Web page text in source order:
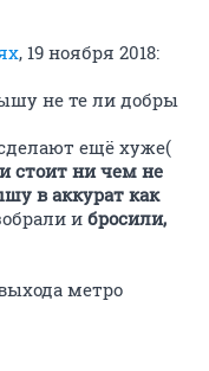
, 19 ноября 2018:
не те ли добры
ещё хуже(
стоит ни чем не
в аккурат как
и бросили,
метро